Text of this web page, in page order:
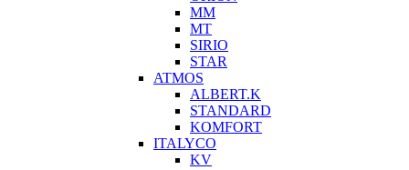
MM
MT
SIRIO
STAR
ATMOS
ALBERT.K
STANDARD
KOMFORT
ITALYCO
KV